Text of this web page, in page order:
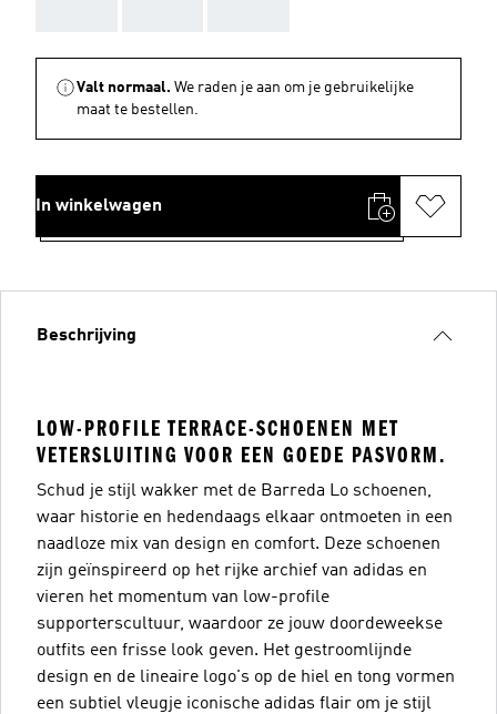
Valt normaal. We raden je aan om je gebruikelijke
maat te bestellen.
In winkelwagen
Beschrijving
LOW-PROFILE TERRACE-SCHOENEN MET
VETERSLUITING VOOR EEN GOEDE PASVORM.
Schud je stijl wakker met de Barreda Lo schoenen,
waar historie en hedendaags elkaar ontmoeten in een
naadloze mix van design en comfort. Deze schoenen
zijn geïnspireerd op het rijke archief van adidas en
vieren het momentum van low-profile
supporterscultuur, waardoor ze jouw doordeweekse
outfits een frisse look geven. Het gestroomlijnde
design en de lineaire logo's op de hiel en tong vormen
een subtiel vleugje iconische adidas flair om je stijl